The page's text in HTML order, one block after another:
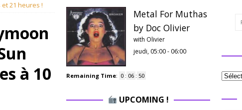
21 heures !
à 10
Metal For Muthas
by Doc Olivier
with Olivier
jeudi, 05:00 - 06:00
Remaining Time: 0 : 06 : 48
UPCOMING !